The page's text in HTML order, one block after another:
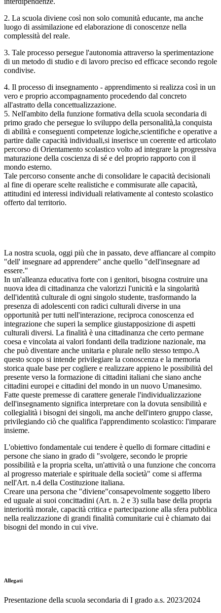
2. La scuola diviene così non solo comunità educante, ma anche
luogo di assimilazione ed elaborazione di conoscenze nella
complessità del reale.
3. Tale processo persegue l'autonomia attraverso la sperimentazione
di un metodo di studio e di lavoro preciso ed efficace secondo regole
condivise.
4. Il processo di insegnamento - apprendimento si realizza così in un
vero e proprio accompagnamento procedendo dal concreto
all'astratto della concettualizzazione.
5. Nell'ambito della funzione formativa della scuola secondaria di
primo grado che persegue lo sviluppo della personalità,la conquista
di abilità e conseguenti competenze logiche,scientifiche e operative a
partire dalle capacità individuali,si inserisce un coerente ed articolato
percorso di Orientamento scolastico volto ad integrare la progressiva
maturazione della coscienza di sé e del proprio rapporto con il
mondo esterno.
Tale percorso consente anche di consolidare le capacità decisionali
al fine di operare scelte realistiche e commisurate alle capacità,
attitudini ed interessi individuali relativamente al contesto scolastico
offerto dal territorio.
La nostra scuola, oggi più che in passato, deve affiancare al compito
"dell' insegnare ad apprendere" anche quello "dell'insegnare ad
essere."
In un'alleanza educativa forte con i genitori, bisogna costruire una
nuova idea di cittadinanza che valorizzi l'unicità e la singolarità
dell'identità culturale di ogni singolo studente, trasformando la
presenza di adolescenti con radici culturali diverse in una
opportunità per tutti nell'interazione, reciproca conoscenza ed
integrazione che superi la semplice giustapposizione di aspetti
culturali diversi. La finalità è una cittadinanza che certo permane
coesa e vincolata ai valori fondanti della tradizione nazionale, ma
che può diventare anche unitaria e plurale nello stesso tempo.A
questo scopo si intende privilegiare la conoscenza e la memoria
storica quale base per cogliere e realizzare appieno le possibilità del
presente verso la formazione di cittadini italiani che siano anche
cittadini europei e cittadini del mondo in un nuovo Umanesimo.
Fatte queste premesse di carattere generale l'individualizzazione
dell'insegnamento significa interpretare con la dovuta sensibilità e
collegialità i bisogni dei singoli, ma anche dell'intero gruppo classe,
privilegiando ciò che qualifica l'apprendimento scolastico: l'imparare
insieme.
L'obiettivo fondamentale cui tendere è quello di formare cittadini e
persone che siano in grado di "svolgere, secondo le proprie
possibilità e la propria scelta, un'attività o una funzione che concorra
al progresso materiale e spirituale della società" come si afferma
nell'Art. n.4 della Costituzione italiana.
Creare una persona che "diviene"consapevolmente soggetto libero
ed uguale ai suoi concittadini (Art. n. 2 e 3) sulla base della propria
interiorità morale, capacità critica e partecipazione alla sfera pubblica
nella realizzazione di grandi finalità comunitarie cui è chiamato dai
bisogni del mondo in cui vive.
Allegati
Presentazione della scuola secondaria di I grado a.s. 2023/2024